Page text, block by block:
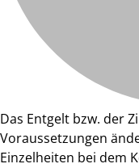
Das Entgelt bzw. der
Voraussetzungen
Einzelheiten bei dem